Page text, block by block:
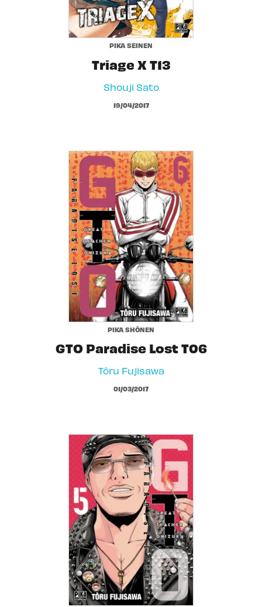
PIKA SEINEN
Triage X T13
Shouji Sato
19/04/2017
PIKA SHÔNEN
GTO Paradise Lost T06
Tôru Fujisawa
01/03/2017